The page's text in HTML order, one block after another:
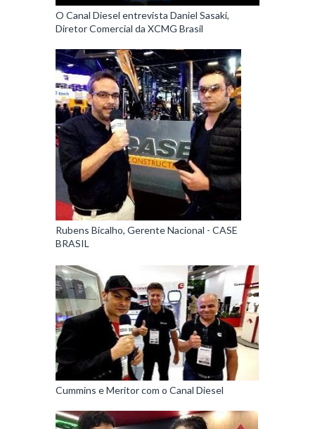
O Canal Diesel entrevista Daniel Sasaki,
Diretor Comercial da XCMG Brasil
Rubens Bicalho, Gerente Nacional - CASE
BRASIL
Cummins e Meritor com o Canal Diesel